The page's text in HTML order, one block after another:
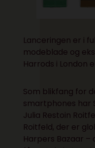
Lanceringen er i
modeblade og
Harrods i London
Som blikfang for
smartphones har
Julia Restoin
Roitfeld, der er
Harpers Bazaar